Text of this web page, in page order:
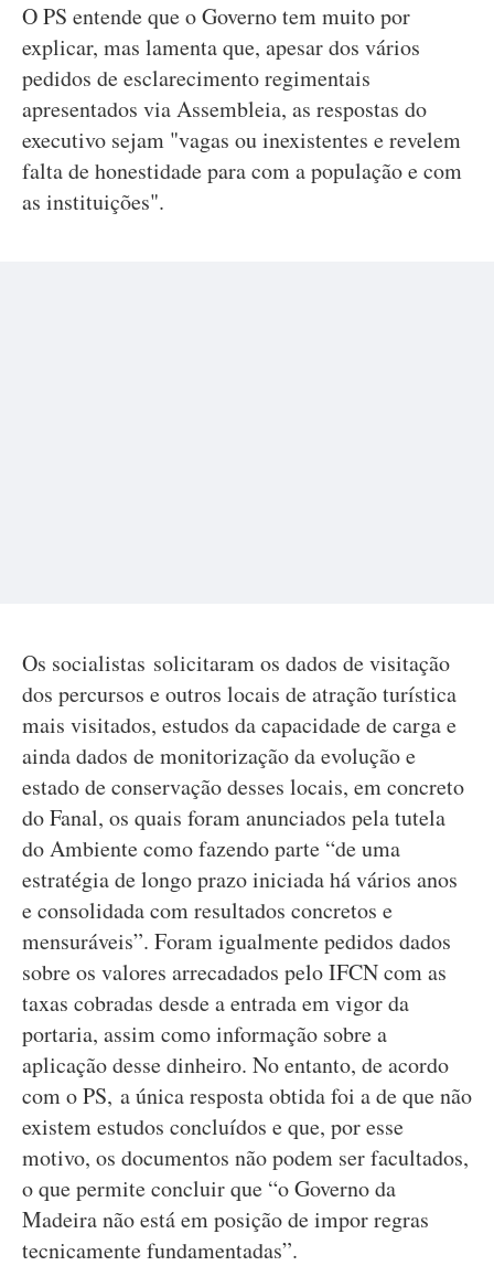
O PS entende que o Governo tem muito por
explicar, mas lamenta que, apesar dos vários
pedidos de esclarecimento regimentais
apresentados via Assembleia, as respostas do
executivo sejam "vagas ou inexistentes e revelem
falta de honestidade para com a população e com
as instituições".
Os socialistas solicitaram os dados de visitação
dos percursos e outros locais de atração turística
mais visitados, estudos da capacidade de carga e
ainda dados de monitorização da evolução e
estado de conservação desses locais, em concreto
do Fanal, os quais foram anunciados pela tutela
do Ambiente como fazendo parte “de uma
estratégia de longo prazo iniciada há vários anos
e consolidada com resultados concretos e
mensuráveis”. Foram igualmente pedidos dados
sobre os valores arrecadados pelo IFCN com as
taxas cobradas desde a entrada em vigor da
portaria, assim como informação sobre a
aplicação desse dinheiro. No entanto, de acordo
com o PS, a única resposta obtida foi a de que não
existem estudos concluídos e que, por esse
motivo, os documentos não podem ser facultados,
o que permite concluir que “o Governo da
Madeira não está em posição de impor regras
tecnicamente fundamentadas”.